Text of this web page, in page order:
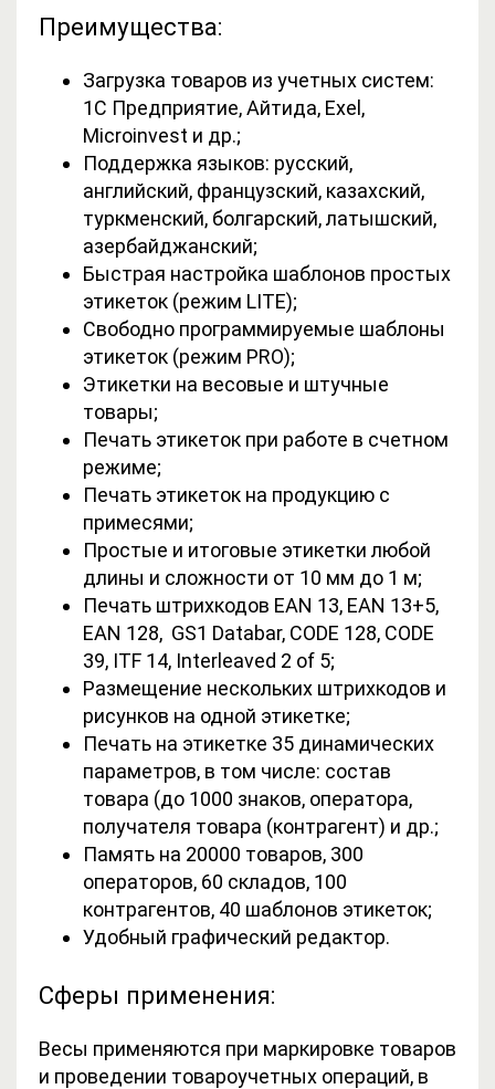
Преимущества:
Загрузка товаров из учетных систем:
1С Предприятие, Айтида, Exel,
Microinvest и др.;
Поддержка языков: русский,
английский, французский, казахский,
туркменский, болгарский, латышский,
азербайджанский;
Быстрая настройка шаблонов простых
этикеток (режим LITE);
Свободно программируемые шаблоны
этикеток (режим PRO);
Этикетки на весовые и штучные
товары;
Печать этикеток при работе в счетном
режиме;
Печать этикеток на продукцию с
примесями;
Простые и итоговые этикетки любой
длины и сложности от 10 мм до 1 м;
Печать штрихкодов EAN 13, EAN 13+5,
EAN 128, GS1 Databar, CODE 128, CODE
39, ITF 14, Interleaved 2 of 5;
Размещение нескольких штрихкодов и
рисунков на одной этикетке;
Печать на этикетке 35 динамических
параметров, в том числе: состав
товара (до 1000 знаков, оператора,
получателя товара (контрагент) и др.;
Память на 20000 товаров, 300
операторов, 60 складов, 100
контрагентов, 40 шаблонов этикеток;
Удобный графический редактор.
Сферы применения:
Весы применяются при маркировке товаров
и проведении товароучетных операций, в